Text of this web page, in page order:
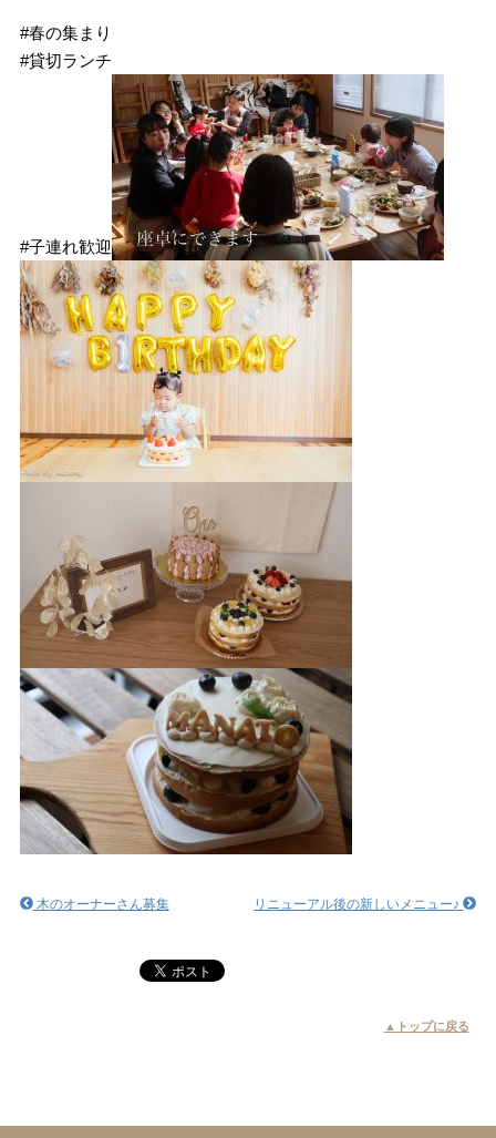
#春の集まり
#貸切ランチ
#子連れ歓迎
リニューアル後の新しいメニュー♪
木のオーナーさん募集
▲トップに戻る